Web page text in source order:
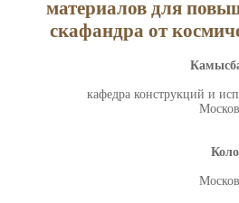
материалов для
скафандра от
кафедра конструкций и